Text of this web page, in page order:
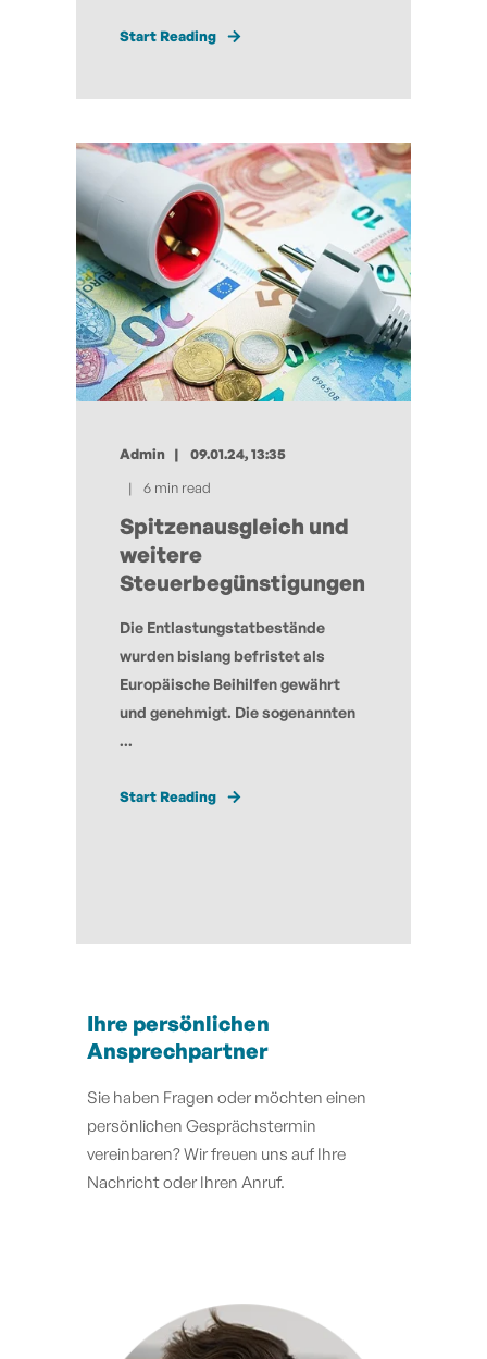
Start Reading
Admin
09.01.24, 13:35
6 min read
Spitzenausgleich und
weitere
Steuerbegünstigungen
Die Entlastungstatbestände
wurden bislang befristet als
Europäische Beihilfen gewährt
und genehmigt. Die sogenannten
...
Start Reading
Ihre persönlichen
Ansprechpartner
Sie haben Fragen oder möchten einen
persönlichen Gesprächstermin
vereinbaren? Wir freuen uns auf Ihre
Nachricht oder Ihren Anruf.